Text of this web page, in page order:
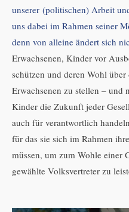
unserer (politischen) Arbeit
uns dabei im Rahmen seiner
denn von alleine ändert sich
Erwachsenen, Kinder vor
schützen und deren Wohl
Erwachsenen zu stellen –
Kinder die Zukunft jeder
auch für verantwortlich
für das sie sich im Rahmen
müssen, um zum Wohle einer
gewählte Volksvertreter zu